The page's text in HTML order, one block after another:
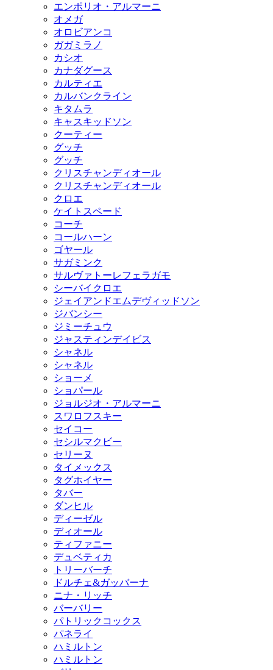
エンポリオ・アルマーニ
オメガ
オロビアンコ
ガガミラノ
カシオ
カナダグース
カルティエ
カルバンクライン
キタムラ
キャスキッドソン
クーティー
グッチ
グッチ
クリスチャンディオール
クリスチャンディオール
クロエ
ケイトスペード
コーチ
コールハーン
ゴヤール
サガミンク
サルヴァトーレフェラガモ
シーバイクロエ
ジェイアンドエムデヴィッドソン
ジバンシー
ジミーチュウ
ジャスティンデイビス
シャネル
シャネル
ショーメ
ショパール
ジョルジオ・アルマーニ
スワロフスキー
セイコー
セシルマクビー
セリーヌ
タイメックス
タグホイヤー
タバー
ダンヒル
ディーゼル
ディオール
ティファニー
デュベティカ
トリーバーチ
ドルチェ&ガッバーナ
ニナ・リッチ
バーバリー
パトリックコックス
パネライ
ハミルトン
ハミルトン